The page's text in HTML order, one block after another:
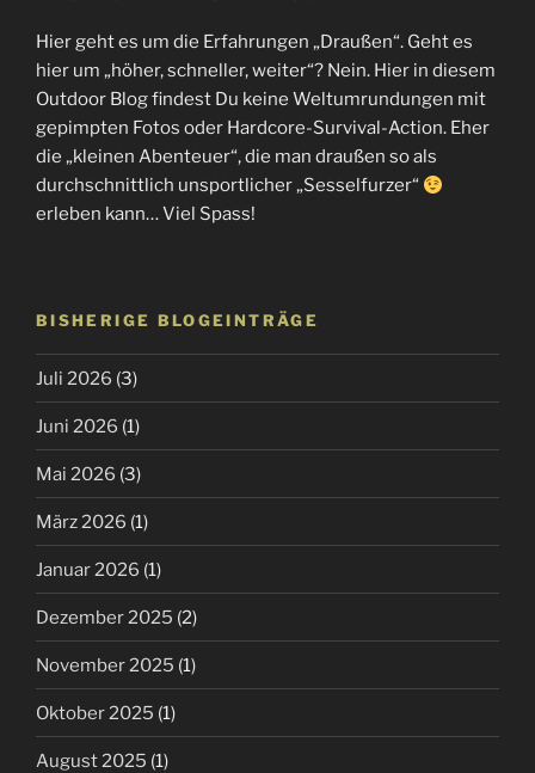
Hier geht es um die Erfahrungen „Draußen“. Geht es
hier um „höher, schneller, weiter“? Nein. Hier in diesem
Outdoor Blog findest Du keine Weltumrundungen mit
gepimpten Fotos oder Hardcore-Survival-Action. Eher
die „kleinen Abenteuer“, die man draußen so als
durchschnittlich unsportlicher „Sesselfurzer“
erleben kann… Viel Spass!
BISHERIGE BLOGEINTRÄGE
Juli 2026 (3)
Juni 2026 (1)
Mai 2026 (3)
März 2026 (1)
Januar 2026 (1)
Dezember 2025 (2)
November 2025 (1)
Oktober 2025 (1)
August 2025 (1)